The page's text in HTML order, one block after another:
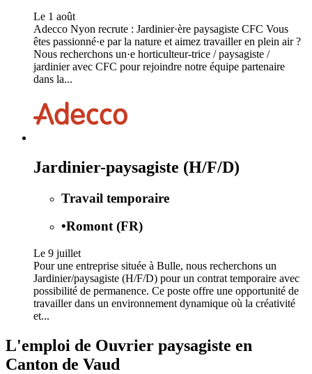
Le 1 août
Adecco Nyon recrute : Jardinier·ère paysagiste CFC Vous
êtes passionné·e par la nature et aimez travailler en plein air ?
Nous recherchons un·e horticulteur-trice / paysagiste /
jardinier avec CFC pour rejoindre notre équipe partenaire
dans la...
Jardinier-paysagiste (H/F/D)
Travail temporaire
•Romont (FR)
Le 9 juillet
Pour une entreprise située à Bulle, nous recherchons un
Jardinier/paysagiste (H/F/D) pour un contrat temporaire avec
possibilité de permanence. Ce poste offre une opportunité de
travailler dans un environnement dynamique où la créativité
et...
L'emploi de Ouvrier paysagiste en
Canton de Vaud